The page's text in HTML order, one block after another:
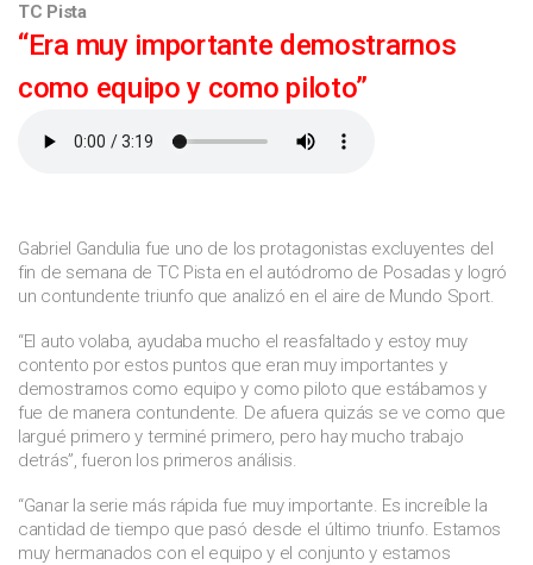
TC Pista
“Era muy importante demostrarnos
como equipo y como piloto”
Gabriel Gandulia fue uno de los protagonistas excluyentes del
fin de semana de TC Pista en el autódromo de Posadas y logró
un contundente triunfo que analizó en el aire de Mundo Sport.
“El auto volaba, ayudaba mucho el reasfaltado y estoy muy
contento por estos puntos que eran muy importantes y
demostrarnos como equipo y como piloto que estábamos y
fue de manera contundente. De afuera quizás se ve como que
largué primero y terminé primero, pero hay mucho trabajo
detrás”, fueron los primeros análisis.
“Ganar la serie más rápida fue muy importante. Es increíble la
cantidad de tiempo que pasó desde el último triunfo. Estamos
muy hermanados con el equipo y el conjunto y estamos